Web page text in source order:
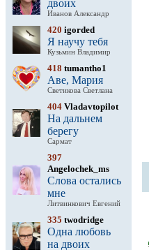
двоих
Иванов Александр
420 igorded
Я научу тебя
Кузьмин Владимир
418 tumantho1
Аве, Мария
Светикова Светлана
404 Vladavtopilot
На дальнем
берегу
Сармат
397
Angelochek_ms
Слова остались
мне
Литвинкович Евгений
335 twodridge
Одна любовь
на двоих